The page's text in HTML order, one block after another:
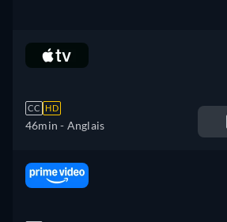
CC HD
46min - Anglais